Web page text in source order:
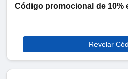
Código promocional de 10%
Revelar